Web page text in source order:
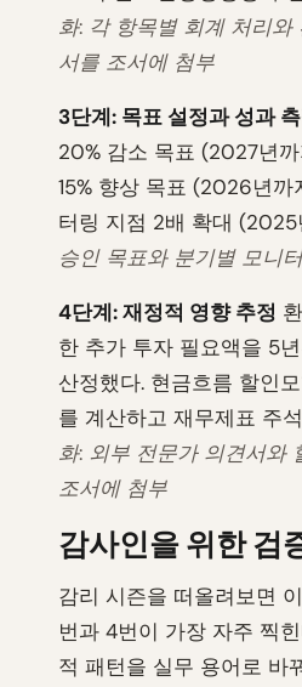
화: 각 항목별 회계 처리
서를 조서에 첨부
3단계: 목표 설정과 성과
20% 감소 목표 (2027년
15% 향상 목표 (2026년
터링 지점 2배 확대 (2025
승인 목표와 분기별 모니
4단계: 재정적 영향 추정
한 추가 투자 필요액을 5
산정했다. 현금흐름 할인
를 계산하고 재무제표 주
화: 외부 전문가 의견서와
조서에 첨부
감사인을 위한 검
감리 시즌을 떠올려보면
번과 4번이 가장 자주 찍
적 패턴을 실무 용어로 바